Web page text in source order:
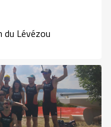
du Lévézou